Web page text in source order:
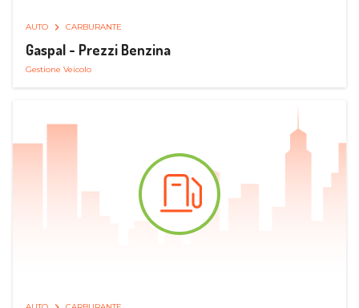
AUTO CARBURANTE
Gaspal - Prezzi Benzina
Gestione Veicolo